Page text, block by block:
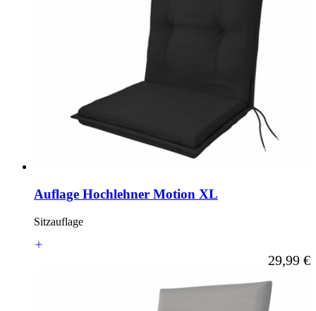
Auflage Hochlehner Motion XL
Sitzauflage
Ab
29,99 €